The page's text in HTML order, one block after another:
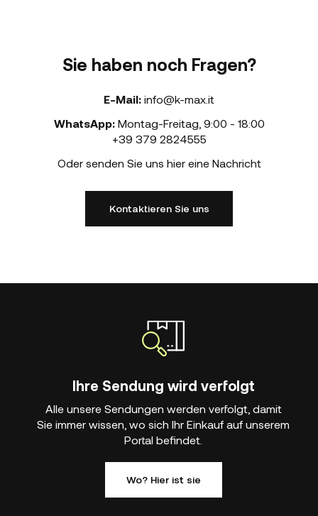
Sie haben noch Fragen?
E-Mail: info@k-max.it
WhatsApp: Montag-Freitag 9:00 - 18:00
+39 379 2824555
Oder senden Sie uns hier eine Nachricht
Kontaktieren Sie uns
Ihre Sendung wird verfolgt
Alle unsere Sendungen werden verfolgt, damit
Sie immer wissen, wo sich Ihr Einkauf auf unserem
Portal befindet.
Wo? Hier ist sie